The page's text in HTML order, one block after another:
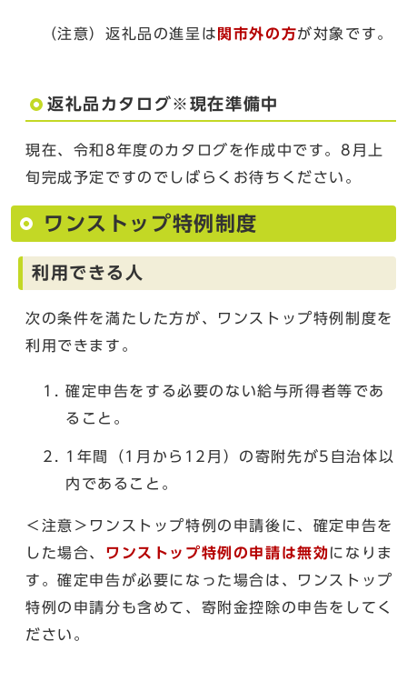
（注意）返礼品の進呈は 関市外の方が対象です。
返礼品カタログ※現在準備中
現在、令和8年度のカタログを作成中です。8月上
旬完成予定ですのでしばらくお待ちください。
ワンストップ特例制度
利用できる人
次の条件を満たした方が、ワンストップ特例制度を
利用できます。
確定申告をする必要のない給与所得者等であ
ること。
1年間（1月から12月）の寄附先が5自治体以
内であること。
＜注意＞ワンストップ特例の申請後に、確定申告を
した場合、 ワンストップ特例の申請は無効になりま
す。確定申告が必要になった場合は、ワンストップ
特例の申請分も含めて、寄附金控除の申告をしてく
ださい。